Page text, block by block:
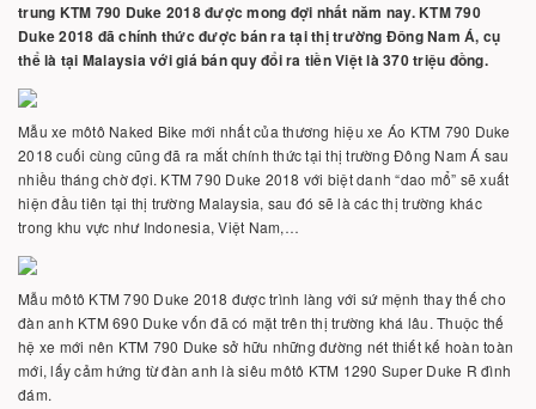
trung KTM 790 Duke 2018 được mong đợi nhất năm nay. KTM 790
Duke 2018 đã chính thức được bán ra tại thị trường Đông Nam Á, cụ
thể là tại Malaysia với giá bán quy đổi ra tiền Việt là 370 triệu đồng.
Mẫu xe môtô Naked Bike mới nhất của thương hiệu xe Áo KTM 790 Duke
2018 cuối cùng cũng đã ra mắt chính thức tại thị trường Đông Nam Á sau
nhiều tháng chờ đợi. KTM 790 Duke 2018 với biệt danh “dao mổ” sẽ xuất
hiện đầu tiên tại thị trường Malaysia, sau đó sẽ là các thị trường khác
trong khu vực như Indonesia, Việt Nam,…
Mẫu môtô KTM 790 Duke 2018 được trình làng với sứ mệnh thay thế cho
đàn anh KTM 690 Duke vốn đã có mặt trên thị trường khá lâu. Thuộc thế
hệ xe mới nên KTM 790 Duke sở hữu những đường nét thiết kế hoàn toàn
mới, lấy cảm hứng từ đàn anh là siêu môtô KTM 1290 Super Duke R đình
đám.